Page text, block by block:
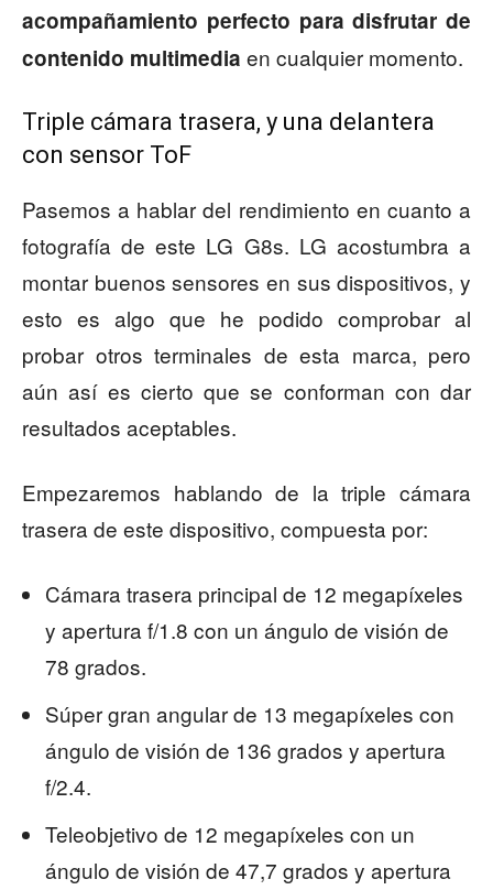
acompañamiento perfecto para disfrutar de
contenido multimedia en cualquier momento.
Triple cámara trasera, y una delantera
con sensor ToF
Pasemos a hablar del rendimiento en cuanto a
fotografía de este LG G8s. LG acostumbra a
montar buenos sensores en sus dispositivos, y
esto es algo que he podido comprobar al
probar otros terminales de esta marca, pero
aún así es cierto que se conforman con dar
resultados aceptables.
Empezaremos hablando de la triple cámara
trasera de este dispositivo, compuesta por:
Cámara trasera principal de 12 megapíxeles
y apertura f/1.8 con un ángulo de visión de
78 grados.
Súper gran angular de 13 megapíxeles con
ángulo de visión de 136 grados y apertura
f/2.4.
Teleobjetivo de 12 megapíxeles con un
ángulo de visión de 47,7 grados y apertura